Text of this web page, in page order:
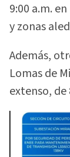
9:00 a.m.
y zonas
Además,
Lomas de
extenso, de